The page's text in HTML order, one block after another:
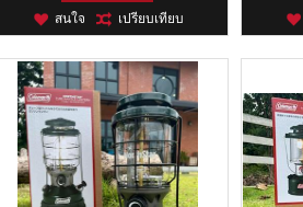
สนใจ เปรียบเทียบ